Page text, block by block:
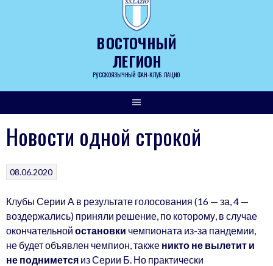
ВОСТОЧНЫЙ
ЛЕГИОН
РУССКОЯЗЫЧНЫЙ ФАН-КЛУБ ЛАЦИО
Новости одной строкой
08.06.2020
Клубы Серии А в результате голосования (16 — за, 4 —
воздержались) приняли решение, по которому, в случае
окончательной остановки чемпионата из-за пандемии,
не будет объявлен чемпион, также никто не вылетит и
не поднимется из Серии Б. Но практически